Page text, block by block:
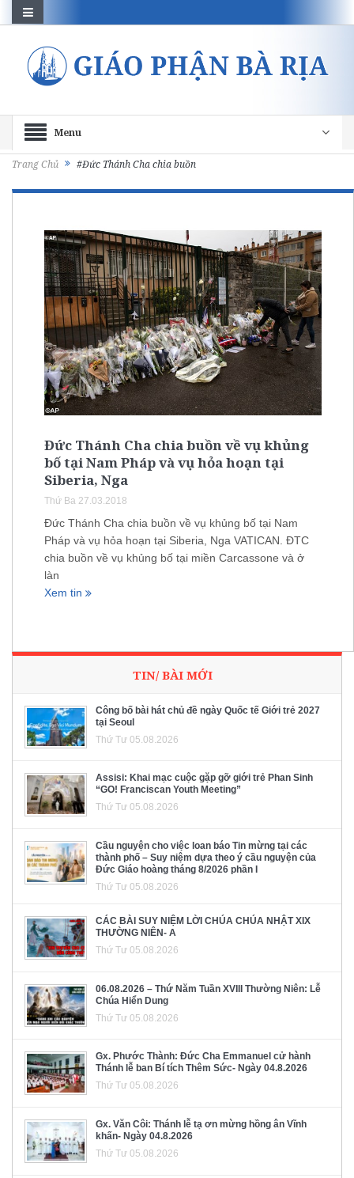
Menu
Trang Chủ #Đức Thánh Cha chia buồn
Đức Thánh Cha chia buồn về vụ khủng
bố tại Nam Pháp và vụ hỏa hoạn tại
Siberia, Nga
Thứ Ba 27.03.2018
Đức Thánh Cha chia buồn về vụ khủng bố tại Nam
Pháp và vụ hỏa hoạn tại Siberia, Nga VATICAN. ĐTC
chia buồn về vụ khủng bố tại miền Carcassone và ở
làn
Xem tin
TIN/ BÀI MỚI
Công bố bài hát chủ đề ngày Quốc tế Giới trẻ 2027
tại Seoul
Thứ Tư 05.08.2026
Assisi: Khai mạc cuộc gặp gỡ giới trẻ Phan Sinh
“GO! Franciscan Youth Meeting”
Thứ Tư 05.08.2026
Cầu nguyện cho việc loan báo Tin mừng tại các
thành phố – Suy niệm dựa theo ý cầu nguyện của
Đức Giáo hoàng tháng 8/2026 phần I
Thứ Tư 05.08.2026
CÁC BÀI SUY NIỆM LỜI CHÚA CHÚA NHẬT XIX
THƯỜNG NIÊN- A
Thứ Tư 05.08.2026
06.08.2026 – Thứ Năm Tuần XVIII Thường Niên: Lễ
Chúa Hiển Dung
Thứ Tư 05.08.2026
Gx. Phước Thành: Đức Cha Emmanuel cử hành
Thánh lễ ban Bí tích Thêm Sức- Ngày 04.8.2026
Thứ Tư 05.08.2026
Gx. Văn Côi: Thánh lễ tạ ơn mừng hồng ân Vĩnh
khấn- Ngày 04.8.2026
Thứ Tư 05.08.2026